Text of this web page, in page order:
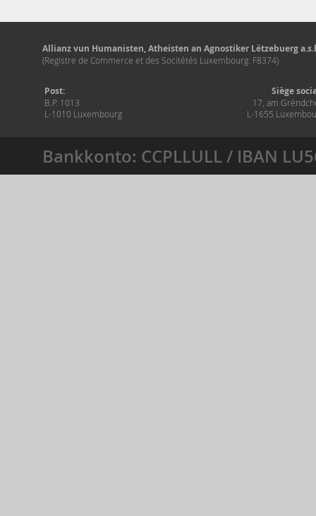
Allianz vun Humanisten, Atheisten an Agnostiker Lëtzebuerg
(Registre de Commerce et des Socitétés Luxembourg: F8374)
Post:
B.P. 1013
L-1010 Luxembourg
Siège
17, am
L-1655
Bankkonto: CCPLLULL / IBAN